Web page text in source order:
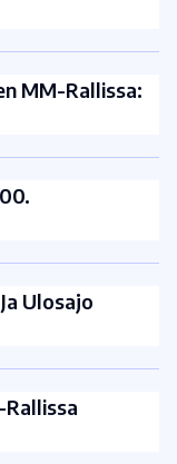
MM-Rallissa:
Ulosajo
Rallissa